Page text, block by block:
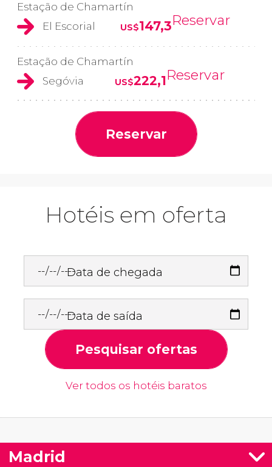
Estação de Chamartín
El Escorial
US$147,3Reservar
Estação de Chamartín
Segóvia
US$222,1Reservar
Reservar
Hotéis em oferta
Data de chegada
Data de saída
Pesquisar ofertas
Ver todos os hotéis baratos
Madrid